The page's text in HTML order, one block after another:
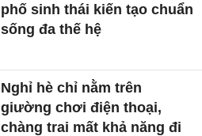
phố sinh thái kiến tạo chuẩn
sống đa thế hệ
Nghỉ hè chỉ nằm trên
giường chơi điện thoại,
chàng trai mất khả năng đi